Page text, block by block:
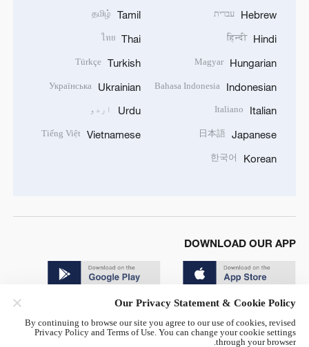
Hebrew עברית
Hindi
हिन्दी
Hungarian
Magyar
Indonesian
Bahasa Indonesia
Italian
Italiano
Japanese
日本語
Korean
한국어
Tamil
தமிழ்
Thai
ไทย
Turkish
Türkçe
Ukrainian
Українська
Urdu اردو
Vietnamese
Tiếng Việt
DOWNLOAD OUR APP
Our Privacy Statement & Cookie Policy
By continuing to browse our site you agree to our use of cookies, revised
Privacy Policy and Terms of Use. You can change your cookie settings
through your browser.